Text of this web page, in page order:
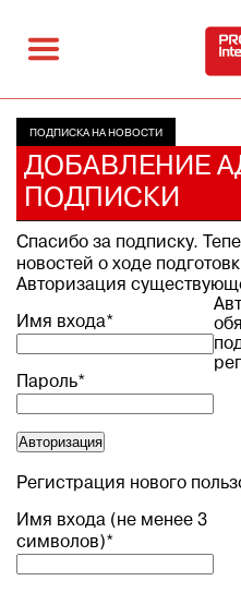
ПОДПИСКА НА НОВОСТИ
ДОБАВЛЕНИЕ
ПОДПИСКИ
Спасибо за подписку.
новостей о ходе
Авторизация
Имя входа*
Пароль*
Регистрация нового
Имя входа (не менее 3
символов) *